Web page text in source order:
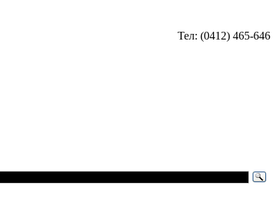
Тел: (0412) 465-646